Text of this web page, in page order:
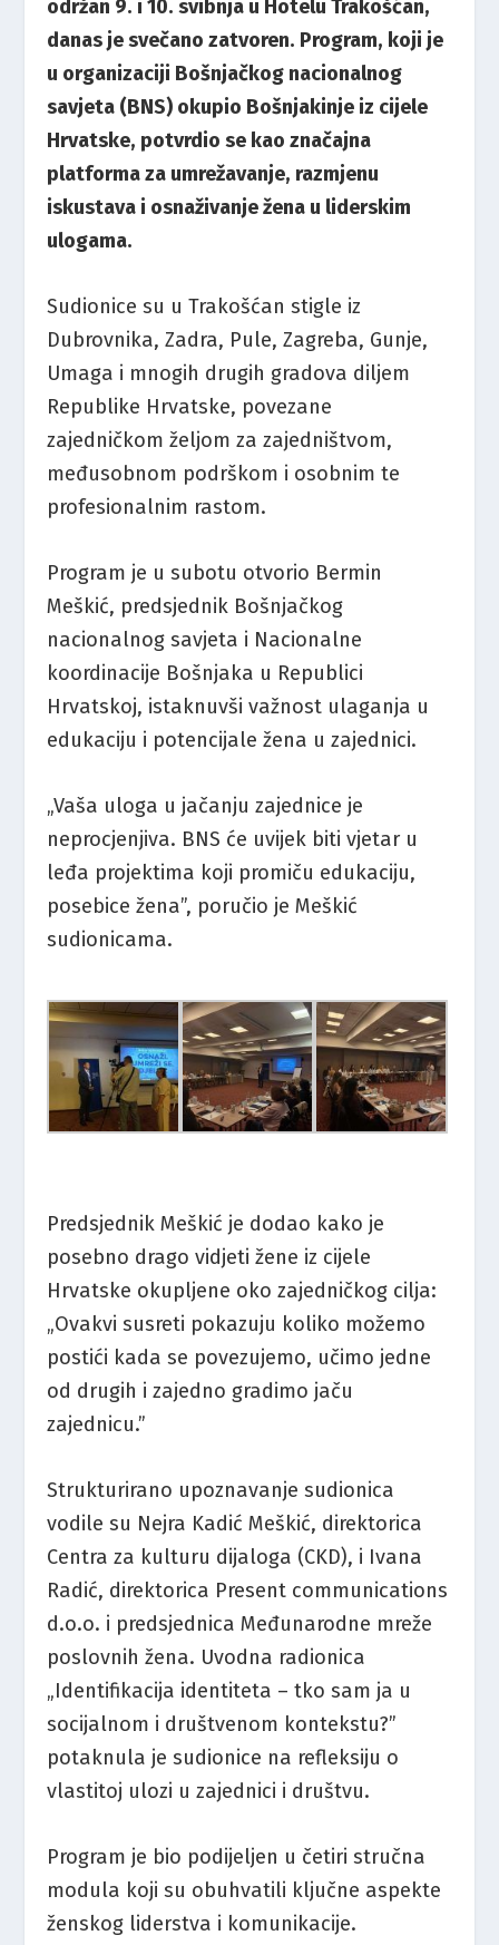
održan 9. i 10. svibnja u Hotelu Trakošćan,
danas je svečano zatvoren. Program, koji je
u organizaciji Bošnjačkog nacionalnog
savjeta (BNS) okupio Bošnjakinje iz cijele
Hrvatske, potvrdio se kao značajna
platforma za umrežavanje, razmjenu
iskustava i osnaživanje žena u liderskim
ulogama.
Sudionice su u Trakošćan stigle iz
Dubrovnika, Zadra, Pule, Zagreba, Gunje,
Umaga i mnogih drugih gradova diljem
Republike Hrvatske, povezane
zajedničkom željom za zajedništvom,
međusobnom podrškom i osobnim te
profesionalnim rastom.
Program je u subotu otvorio Bermin
Meškić, predsjednik Bošnjačkog
nacionalnog savjeta i Nacionalne
koordinacije Bošnjaka u Republici
Hrvatskoj, istaknuvši važnost ulaganja u
edukaciju i potencijale žena u zajednici.
„Vaša uloga u jačanju zajednice je
neprocjenjiva. BNS će uvijek biti vjetar u
leđa projektima koji promiču edukaciju,
posebice žena”, poručio je Meškić
sudionicama.
Predsjednik Meškić je dodao kako je
posebno drago vidjeti žene iz cijele
Hrvatske okupljene oko zajedničkog cilja:
„Ovakvi susreti pokazuju koliko možemo
postići kada se povezujemo, učimo jedne
od drugih i zajedno gradimo jaču
zajednicu.”
Strukturirano upoznavanje sudionica
vodile su Nejra Kadić Meškić, direktorica
Centra za kulturu dijaloga (CKD), i Ivana
Radić, direktorica Present communications
d.o.o. i predsjednica Međunarodne mreže
poslovnih žena. Uvodna radionica
„Identifikacija identiteta – tko sam ja u
socijalnom i društvenom kontekstu?”
potaknula je sudionice na refleksiju o
vlastitoj ulozi u zajednici i društvu.
Program je bio podijeljen u četiri stručna
modula koji su obuhvatili ključne aspekte
ženskog liderstva i komunikacije.